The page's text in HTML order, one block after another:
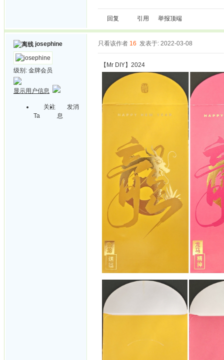
回复 引用 举报顶端
josephine
级别: 金牌会员
显示用户信息
关注
Ta
发消
息
只看该作者 16 发表于: 2022-03-08
【Mr DIY】2024